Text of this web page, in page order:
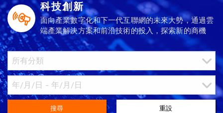
科技創新
面向產業數字化和下一代互聯網的未來大勢，通過雲
端產業解決方案和前沿技術的投入，探索新的商機
搜尋 重設